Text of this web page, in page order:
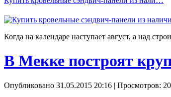
Когда на календаре наступает август, а над
В Мекке построят
Опубликовано 31.05.2015 20:16 | Просмотров: